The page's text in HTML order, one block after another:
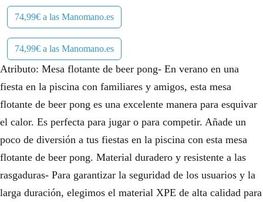
74,99€ a las Manomano.es
74,99€ a las Manomano.es
Atributo: Mesa flotante de beer pong- En verano en una
fiesta en la piscina con familiares y amigos, esta mesa
flotante de beer pong es una excelente manera para esquivar
el calor. Es perfecta para jugar o para competir. Añade un
poco de diversión a tus fiestas en la piscina con esta mesa
flotante de beer pong. Material duradero y resistente a las
rasgaduras- Para garantizar la seguridad de los usuarios y la
larga duración, elegimos el material XPE de alta calidad para